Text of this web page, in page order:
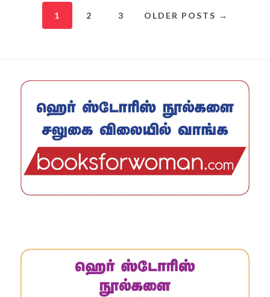
1 2 3 OLDER POSTS →